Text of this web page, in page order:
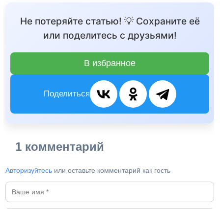
Не потеряйте статью! 💡 Сохраните её
или поделитесь с друзьями!
В избранное
Поделиться
1 комментарий
Авторизуйтесь или оставьте комментарий как гость